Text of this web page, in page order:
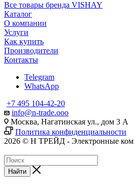
Все товары бренда VISHAY
Каталог
О компании
Услуги
Как купить
Производители
Контакты
Telegram
WhatsApp
+7 495 104-42-20
info@n-trade.ooo
Москва, Нагатинская ул., дом 3 А
Политика конфиденциальности
2026 © Н ТРЕЙД - Электронные
Найти